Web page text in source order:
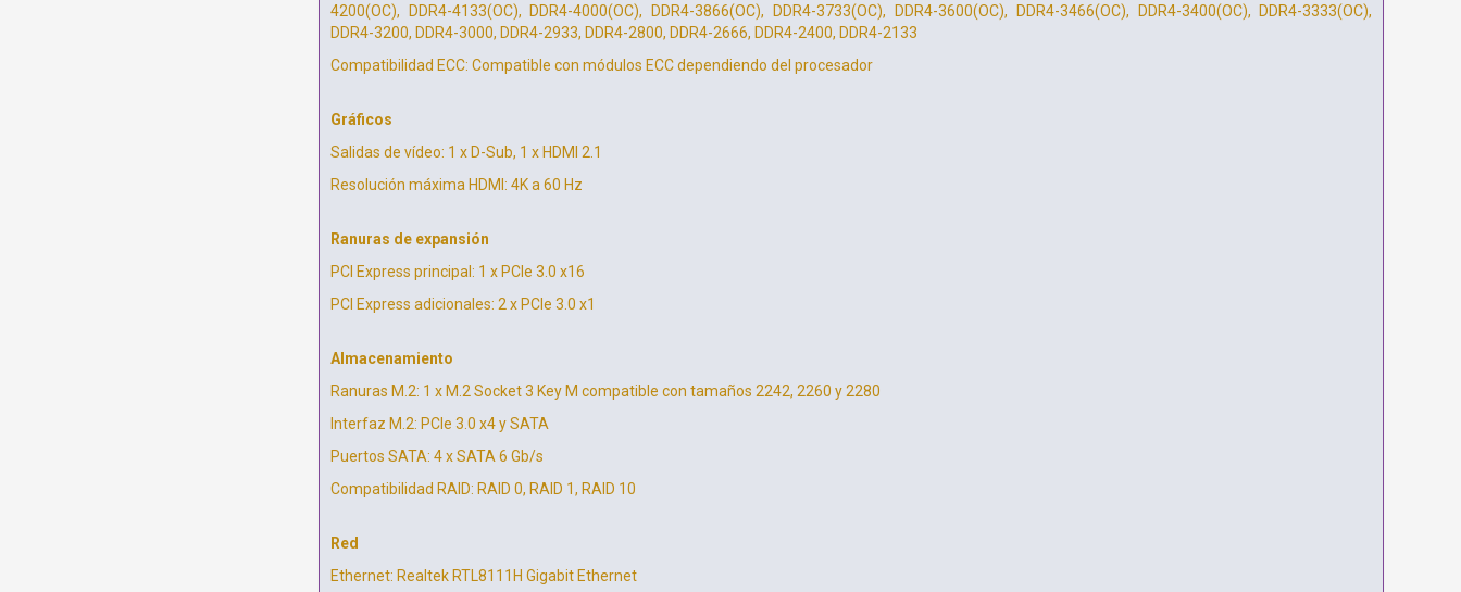
4200(OC), DDR4-4133(OC), DDR4-4000(OC), DDR4-3866(OC), DDR4-3733(OC), DDR4-3600(OC), DDR4-3466(OC), DDR4-3400(OC), DDR4-3333(OC),
DDR4-3200, DDR4-3000, DDR4-2933, DDR4-2800, DDR4-2666, DDR4-2400, DDR4-2133
Compatibilidad ECC: Compatible con módulos ECC dependiendo del procesador
Gráficos
Salidas de vídeo: 1 x D-Sub, 1 x HDMI 2.1
Resolución máxima HDMI: 4K a 60 Hz
Ranuras de expansión
PCI Express principal: 1 x PCIe 3.0 x16
PCI Express adicionales: 2 x PCIe 3.0 x1
Almacenamiento
Ranuras M.2: 1 x M.2 Socket 3 Key M compatible con tamaños 2242, 2260 y 2280
Interfaz M.2: PCIe 3.0 x4 y SATA
Puertos SATA: 4 x SATA 6 Gb/s
Compatibilidad RAID: RAID 0, RAID 1, RAID 10
Red
Ethernet: Realtek RTL8111H Gigabit Ethernet